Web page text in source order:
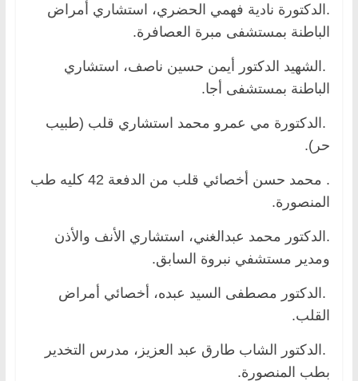
.الدكتورة نادية فهمي الحضري، استشاري أمراض
الباطنة بمستشفى مبرة العصافرة.
.الشهيد الدكتور أيمن حسين ناصف، استشاري
الباطنة بمستشفى أجا.
.الدكتورة مي عمرو محمد استشاري قلب (طبيب
حر).
. محمد حسن أخصائي قلب من الدفعة 42 كليه طب
المنصورة.
.الدكتور محمد عبدالغني، استشاري الأنف والأذن
ومدير مستشفي نبروة السابق.
.الدكتور مصطفى السيد عبده، أخصائي أمراض
القلب.
.الدكتور الشاب طارق عبد العزيز، مدرس التخدير
بطب المنصورة.